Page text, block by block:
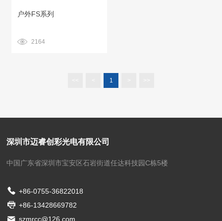
户外FS系列
2164
1
深圳市迈睿创彩光电有限公司
中国广东省深圳市宝安区石岩街道任达科技园C栋5楼
+86-0755-36822018
+86-13428669782
szmrcc@126.com